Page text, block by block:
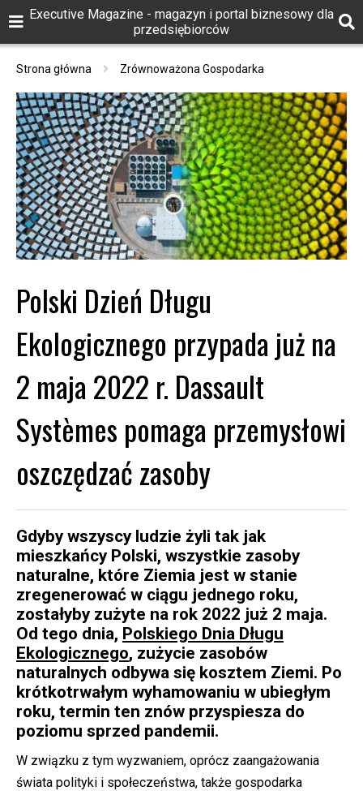
Executive Magazine - magazyn i portal biznesowy dla
przedsiębiorców
Strona główna Zrównoważona Gospodarka
Polski Dzień Długu
Ekologicznego przypada już na
2 maja 2022 r. Dassault
Systèmes pomaga przemysłowi
oszczędzać zasoby
Gdyby wszyscy ludzie żyli tak jak
mieszkańcy Polski, wszystkie zasoby
naturalne, które Ziemia jest w stanie
zregenerować w ciągu jednego roku,
zostałyby zużyte na rok 2022 już 2 maja.
Od tego dnia, Polskiego Dnia Długu
Ekologicznego, zużycie zasobów
naturalnych odbywa się kosztem Ziemi. Po
krótkotrwałym wyhamowaniu w ubiegłym
roku, termin ten znów przyspiesza do
poziomu sprzed pandemii.
W związku z tym wyzwaniem, oprócz zaangażowania
świata polityki i społeczeństwa, także gospodarka